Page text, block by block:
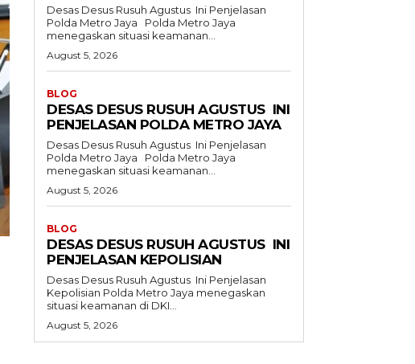
Desas Desus Rusuh Agustus Ini Penjelasan
Polda Metro Jaya Polda Metro Jaya
menegaskan situasi keamanan...
August 5, 2026
BLOG
DESAS DESUS RUSUH AGUSTUS INI
PENJELASAN POLDA METRO JAYA
Desas Desus Rusuh Agustus Ini Penjelasan
Polda Metro Jaya Polda Metro Jaya
menegaskan situasi keamanan...
August 5, 2026
BLOG
DESAS DESUS RUSUH AGUSTUS INI
PENJELASAN KEPOLISIAN
Desas Desus Rusuh Agustus Ini Penjelasan
Kepolisian Polda Metro Jaya menegaskan
situasi keamanan di DKI...
August 5, 2026